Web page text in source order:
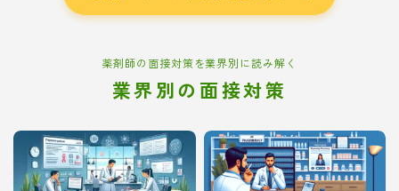
薬剤師の面接対策を業界別に読み解く
業界別の面接対策